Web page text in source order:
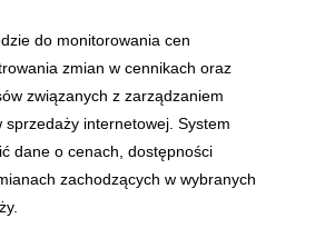
do monitorowania cen
zmian w cennikach oraz
związanych z zarządzaniem
sprzedaży internetowej. System
dane o cenach, dostępności
zachodzących w wybranych